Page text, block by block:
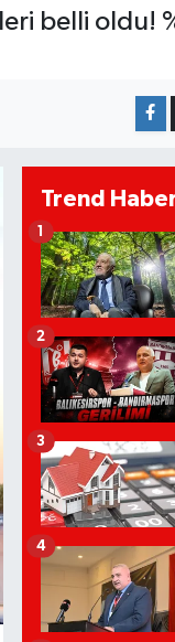
belli oldu!
Trend
1
2
3
4